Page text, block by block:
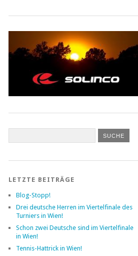
LETZTE BEITRÄGE
Blog-Stopp!
Drei deutsche Herren im Viertelfinale des
Turniers in Wien!
Schon zwei Deutsche sind im Viertelfinale
in Wien!
Tennis-Hattrick in Wien!